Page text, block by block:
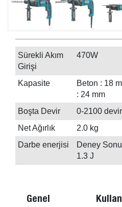
Sürekli Akım
Girişi
470W
Kapasite
Beton : 18
: 24 mm
Boşta Devir
0-2100
Net Ağırlık
2.0 kg
Darbe enerjisi
Deney
1.3 J
Genel